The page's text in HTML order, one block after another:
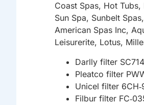
Coast Spas, Hot
Sun Spa, Sunbelt
American Spas Inc,
Leisurerite, Lotus,
Darlly filter
Pleatco filter
Unicel filter
Filbur filter